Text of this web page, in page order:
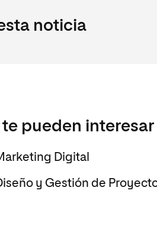
noticia
pueden interesar
Digital
y Gestión de